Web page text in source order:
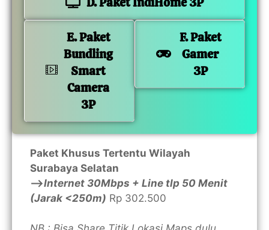
E. Paket
Bundling
Smart
Camera
3P
F. Paket
Gamer
3P
Paket Khusus Tertentu Wilayah
Surabaya Selatan
—>Internet 30Mbps + Line tlp 50 Menit
(Jarak <250m) Rp 302.500